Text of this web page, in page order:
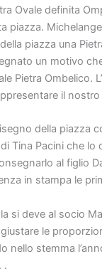
Ovale definita
piazza.
piazza una
un motivo
Pietra Ombelico.
il
della piazza
Tina Pacini che lo
al figlio
in stampa le
la si deve al socio
le
nello stemma
.